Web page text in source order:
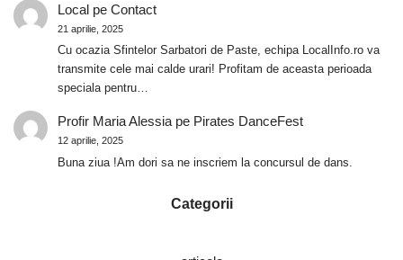
Localpe Contact
21 aprilie, 2025
Cu ocazia Sfintelor Sarbatori de Paste, echipa LocalInfo.ro va
transmite cele mai calde urari! Profitam de aceasta perioada
speciala pentru…
Profir Maria Alessiape Pirates DanceFest
12 aprilie, 2025
Buna ziua !Am dori sa ne inscriem la concursul de dans.
Categorii